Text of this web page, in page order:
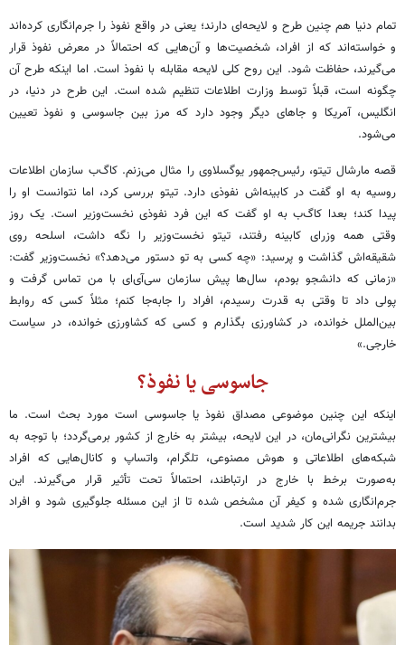
تمام دنیا هم چنین طرح و لایحه‌ای دارند؛ یعنی در واقع نفوذ را جرم‌انگاری کرده‌اند
و خواسته‌اند که از افراد، شخصیت‌ها و آن‌هایی که احتمالاً در معرض نفوذ قرار
می‌گیرند، حفاظت شود. این روح کلی لایحه مقابله با نفوذ است. اما اینکه طرح آن
چگونه است، قبلاً توسط وزارت اطلاعات تنظیم شده است. این طرح در دنیا، در
انگلیس، آمریکا و جاهای دیگر وجود دارد که مرز بین جاسوسی و نفوذ تعیین
می‌شود.
قصه مارشال تیتو، رئیس‌جمهور یوگسلاوی را مثال می‌زنم. کاگ‌ب سازمان اطلاعات
روسیه به او گفت در کابینه‌اش نفوذی دارد. تیتو بررسی کرد، اما نتوانست او را
پیدا کند؛ بعدا کاگ‌ب به او گفت که این فرد نفوذی نخست‌وزیر است. یک روز
وقتی همه وزرای کابینه رفتند، تیتو نخست‌وزیر را نگه داشت، اسلحه روی
شقیقه‌اش گذاشت و پرسید: «چه کسی به تو دستور می‌دهد؟» نخست‌وزیر گفت:
«زمانی که دانشجو بودم، سال‌ها پیش سازمان سی‌آی‌ای با من تماس گرفت و
پولی داد تا وقتی به قدرت رسیدم، افراد را جابه‌جا کنم؛ مثلاً کسی که روابط
بین‌الملل خوانده، در کشاورزی بگذارم و کسی که کشاورزی خوانده، در سیاست
خارجی.»
جاسوسی یا نفوذ؟
اینکه این چنین موضوعی مصداق نفوذ یا جاسوسی است مورد بحث است. ما
بیشترین نگرانی‌مان، در این لایحه، بیشتر به خارج از کشور برمی‌گردد؛ با توجه به
شبکه‌های اطلاعاتی و هوش مصنوعی، تلگرام، واتساپ و کانال‌هایی که افراد
به‌صورت برخط با خارج در ارتباطند، احتمالاً تحت تأثیر قرار می‌گیرند. این
جرم‌انگاری شده و کیفر آن مشخص شده تا از این مسئله جلوگیری شود و افراد
بدانند جریمه این کار شدید است.